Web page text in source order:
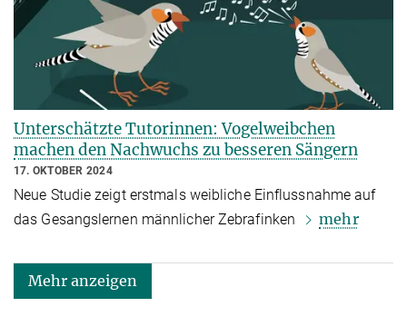
Unterschätzte Tutorinnen: Vogelweibchen
machen den Nachwuchs zu besseren Sängern
17. OKTOBER 2024
Neue Studie zeigt erstmals weibliche Einflussnahme auf
das Gesangslernen männlicher Zebrafinken
mehr
Mehr anzeigen